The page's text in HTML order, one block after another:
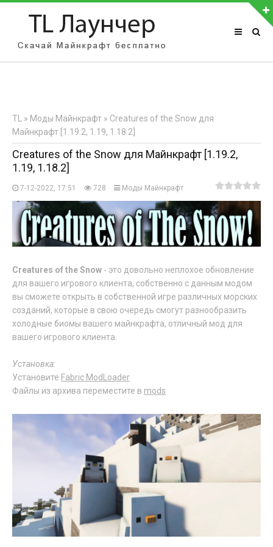
АВТОРИЗАЦИЯ НА САЙТЕ
Регистрация
TL » Моды Майнкрафт » Creatures of the Snow для
Майнкрафт [1.19.2, 1.19, 1.18.2]
Creatures of the Snow для Майнкрафт [1.19.2,
1.19, 1.18.2]
7-12-2022, 17:51 728 Моды Майнкрафт
Creatures of the Snow - это довольно неплохое обновление
для вашего игрового клиента, собственно с данным модом
вы сможете открыть в собственной игре различных морских
созданий, которые в свою очередь смогут разнообразить
холодные биомы вашего майнкрафта, отличный мод для
вашего игрового клиента.
Установка:
Установите Fabric ModLoader
Файлы из архива переместите в mods